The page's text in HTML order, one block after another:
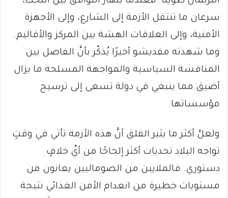
سرعان ما تنتقل الأزمة إلى الشارع، وإلى الأجهزة
الأمنية، وإلى العلاقات الهشة بين المركز والأقاليم.
وما شهدته مقديشو أخيرًا يُذكّر بأنَّ الفاصل بين
المنافسة السياسية والمواجهة المسلحة ما يزال
أضيق مما ينبغي في دولة تسعى إلى ترسيخ
مؤسساتها.
ولعلَّ أكثر ما يثير القلق أنَّ هذه الأزمة تأتي في وقتٍ
تواجه البلاد تحديات أكثر إلحاحًا من أيِّ خلافٍ
دستوري. فالملايين من الصوماليين يعانون من
مستويات خطيرة من انعدام الأمن الغذائي نتيجة